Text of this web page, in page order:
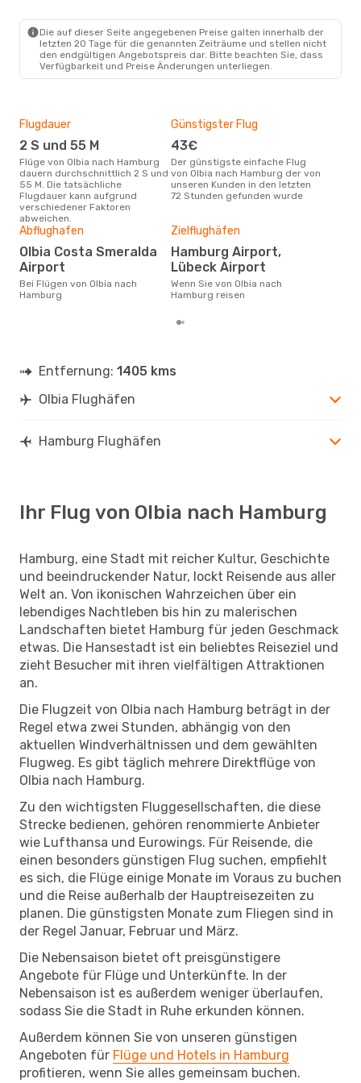
1 Zwischenstopp
HAM- OLB
Die auf dieser Seite angegebenen Preise galten innerhalb der
letzten 20 Tage für die genannten Zeiträume und stellen nicht
den endgültigen Angebotspreis dar. Bitte beachten Sie, dass
Verfügbarkeit und Preise Änderungen unterliegen.
Flugdauer
2 S und 55 M
Flüge von Olbia nach Hamburg
dauern durchschnittlich 2 S und
55 M. Die tatsächliche
Flugdauer kann aufgrund
verschiedener Faktoren
abweichen.
Günstigster Flug
43€
Der günstigste einfache Flug
von Olbia nach Hamburg der von
unseren Kunden in den letzten
72 Stunden gefunden wurde
Abflughafen
Olbia Costa Smeralda
Airport
Bei Flügen von Olbia nach
Hamburg
Zielflughäfen
Hamburg Airport,
Lübeck Airport
Wenn Sie von Olbia nach
Hamburg reisen
Entfernung: 1405 kms
Olbia Flughäfen
Hamburg Flughäfen
Ihr Flug von Olbia nach Hamburg
Hamburg, eine Stadt mit reicher Kultur, Geschichte
und beeindruckender Natur, lockt Reisende aus aller
Welt an. Von ikonischen Wahrzeichen über ein
lebendiges Nachtleben bis hin zu malerischen
Landschaften bietet Hamburg für jeden Geschmack
etwas. Die Hansestadt ist ein beliebtes Reiseziel und
zieht Besucher mit ihren vielfältigen Attraktionen
an.
Die Flugzeit von Olbia nach Hamburg beträgt in der
Regel etwa zwei Stunden, abhängig von den
aktuellen Windverhältnissen und dem gewählten
Flugweg. Es gibt täglich mehrere Direktflüge von
Olbia nach Hamburg.
Zu den wichtigsten Fluggesellschaften, die diese
Strecke bedienen, gehören renommierte Anbieter
wie Lufthansa und Eurowings. Für Reisende, die
einen besonders günstigen Flug suchen, empfiehlt
es sich, die Flüge einige Monate im Voraus zu buchen
und die Reise außerhalb der Hauptreisezeiten zu
planen. Die günstigsten Monate zum Fliegen sind in
der Regel Januar, Februar und März.
Die Nebensaison bietet oft preisgünstigere
Angebote für Flüge und Unterkünfte. In der
Nebensaison ist es außerdem weniger überlaufen,
sodass Sie die Stadt in Ruhe erkunden können.
Außerdem können Sie von unseren günstigen
Angeboten für Flüge und Hotels in Hamburg
profitieren, wenn Sie alles gemeinsam buchen.